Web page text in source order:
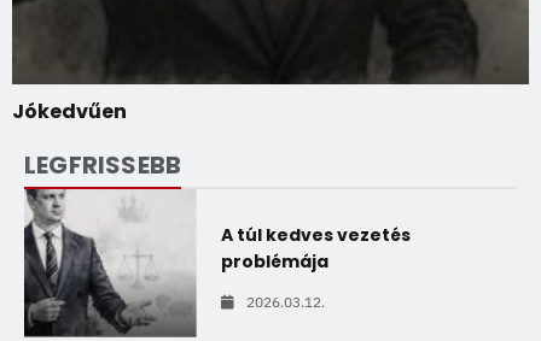
Jókedvűen
LEGFRISSEBB
A túl kedves vezetés
problémája
2026.03.12.